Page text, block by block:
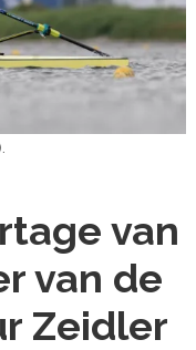
van
van de
Zeidler